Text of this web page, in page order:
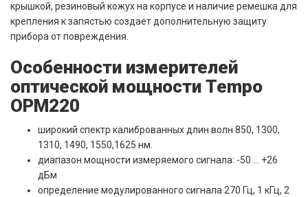
крышкой, резиновый кожух на корпусе и наличие ремешка для
крепления к запястью создает дополнительную защиту
прибора от повреждения.
Особенности измерителей
оптической мощности Tempo
OPM220
широкий спектр калиброванных длин волн 850, 1300,
1310, 1490, 1550,1625 нм.
диапазон мощности измеряемого сигнала: -50 ... +26
дБм
определение модулированного сигнала 270 Гц, 1 кГц, 2